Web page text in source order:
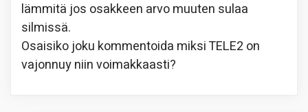
lämmitä jos osakkeen arvo muuten sulaa
silmissä.
Osaisiko joku kommentoida miksi TELE2 on
vajonnuy niin voimakkaasti?